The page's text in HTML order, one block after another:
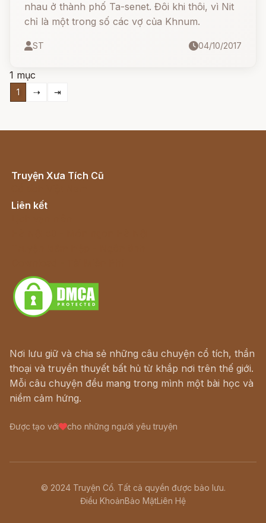
nhau ở thành phố Ta-senet. Đôi khi thôi, vì Nit
chỉ là một trong số các vợ của Khnum.
ST 04/10/2017
1 mục
1 ⇢ ⇥
Truyện Xưa Tích Cũ
Liên kết
Nơi lưu giữ và chia sẻ những câu chuyện cổ tích, thần
thoại và truyền thuyết bất hủ từ khắp nơi trên thế giới.
Mỗi câu chuyện đều mang trong mình một bài học và
niềm cảm hứng.
Được tạo với cho những người yêu truyện
© 2024 Truyện Cổ. Tất cả quyền được bảo lưu.
Điều KhoảnBảo MậtLiên Hệ